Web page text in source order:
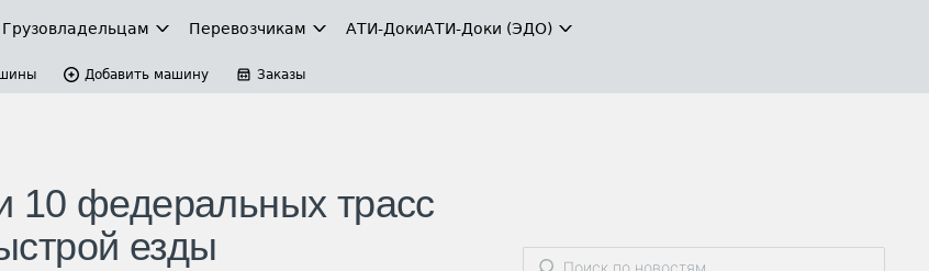
Грузовладельцам Перевозчикам АТИ-ДокиАТИ-Доки (ЭДО)
Добавить машину Заказы
10 федеральных трасс
езды